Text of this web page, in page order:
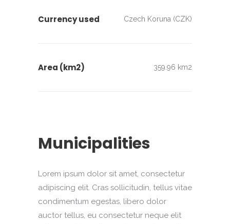
Currency used Czech Koruna (CZK)
Area (km2) 359.96 km2
Municipalities
Lorem ipsum dolor sit amet, consectetur
adipiscing elit. Cras sollicitudin, tellus vitae
condimentum egestas, libero dolor
auctor tellus, eu consectetur neque elit